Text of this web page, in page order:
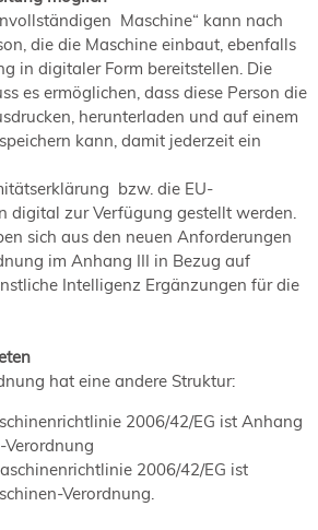
Maschine“ kann nach
die die Maschine einbaut, ebenfalls
in digitaler Form bereitstellen. Die
es ermöglichen, dass diese Person die
herunterladen und auf einem
kann, damit jederzeit ein
bzw. die EU-
digital zur Verfügung gestellt werden.
sich aus den neuen Anforderungen
im Anhang III in Bezug auf
Intelligenz Ergänzungen für die
hat eine andere Struktur:
2006/42/EG ist Anhang
Verordnung
2006/42/EG ist
Verordnung.